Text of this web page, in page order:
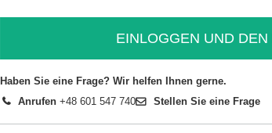
EINLOGGEN UND
Haben Sie eine Frage? Wir helfen Ihnen gerne.
Anrufen +48 601 547 740 Stellen Sie eine Frage